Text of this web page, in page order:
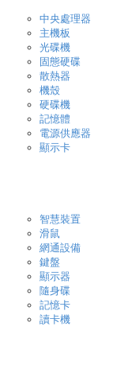
中央處理器
主機板
光碟機
固態硬碟
散熱器
機殼
硬碟機
記憶體
電源供應器
顯示卡
智慧裝置
滑鼠
網通設備
鍵盤
顯示器
隨身碟
記憶卡
讀卡機